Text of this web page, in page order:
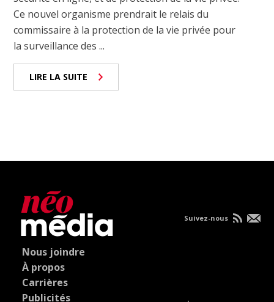
Ce nouvel organisme prendrait le relais du
commissaire à la protection de la vie privée pour
la surveillance des ...
LIRE LA SUITE
Nous joindre
À propos
Carrières
Publicités
Suivez-nous